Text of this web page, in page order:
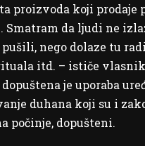
proizvoda koji prodaje
Smatram da ljudi ne
nego dolaze tu
itd. – ističe
je uporaba
duhana koji su i
počinje, dopušteni.